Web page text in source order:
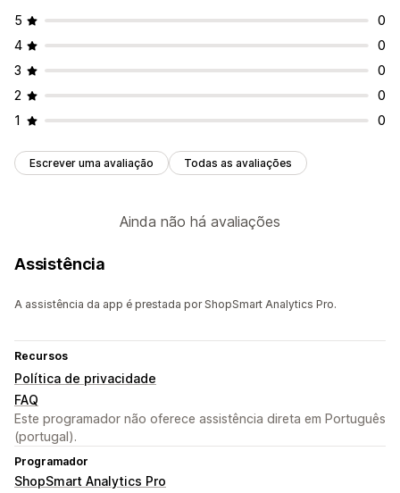
5
0
4
0
3
0
2
0
1
0
Escrever uma avaliação Todas as avaliações
Ainda não há avaliações
Assistência
A assistência da app é prestada por ShopSmart Analytics Pro.
Recursos
Política de privacidade
FAQ
Este programador não oferece assistência direta em Português
(portugal).
Programador
ShopSmart Analytics Pro